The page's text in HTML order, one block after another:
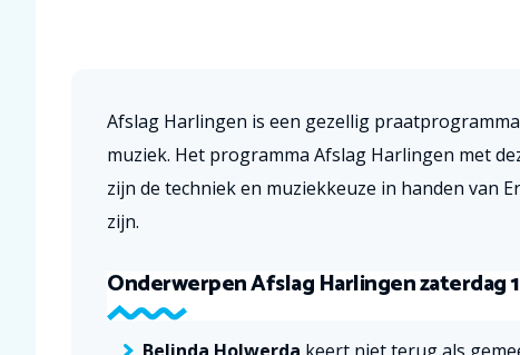
Afslag Harlingen is een gezellig
muziek. Het programma Afslag Harlingen met de
zijn de techniek en muziekkeuze in handen van
zijn.
Onderwerpen Afslag Harlingen zaterdag